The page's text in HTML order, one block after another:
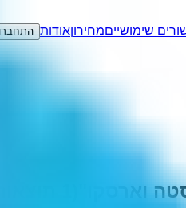
שימושייםמחירוןאודות
וארסקו